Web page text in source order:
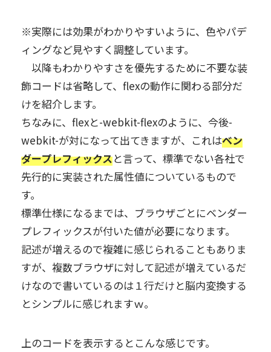
※実際には効果がわかりやすいように、色やパデ
ィングなど見やすく調整しています。
以降もわかりやすさを優先するために不要な装
飾コードは省略して、flexの動作に関わる部分だ
けを紹介します。
ちなみに、flexと-webkit-flexのように、今後-
webkit-が対になって出てきますが、これはベン
ダープレフィックスと言って、標準でない各社で
先行的に実装された属性値についているもので
す。
標準仕様になるまでは、ブラウザごとにベンダー
プレフィックスが付いた値が必要になります。
記述が増えるので複雑に感じられることもありま
すが、複数ブラウザに対して記述が増えているだ
けなので書いているのは１行だけと脳内変換する
とシンプルに感じれますｗ。
上のコードを表示するとこんな感じです。